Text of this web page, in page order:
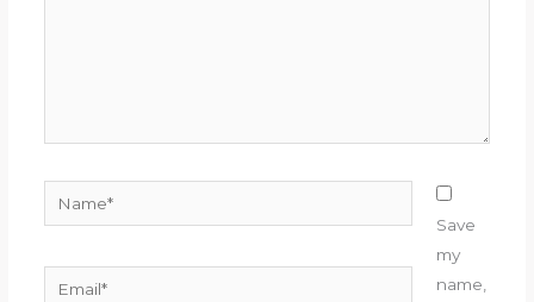
Email*
Save
my
name,